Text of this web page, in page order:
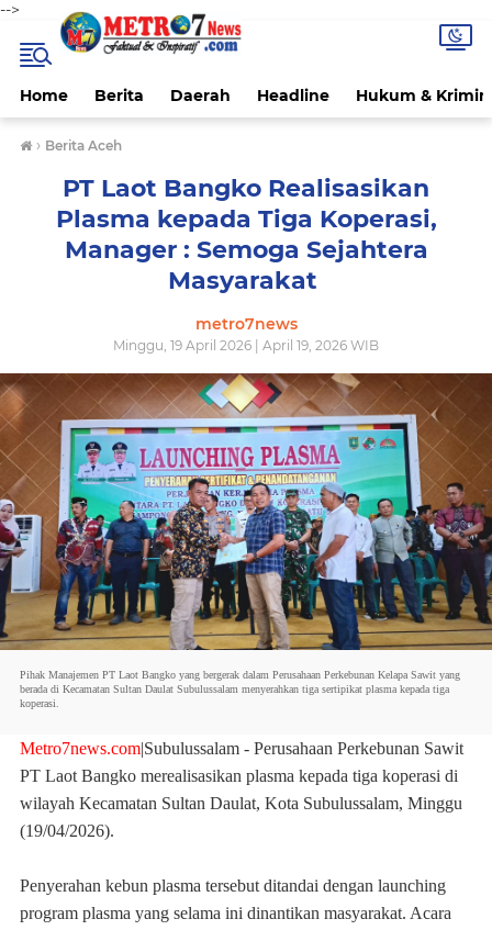
-->
Home Berita Daerah Headline Hukum &
› Berita Aceh
PT Laot Bangko Realisasikan
Plasma kepada Tiga Koperasi,
Manager : Semoga Sejahtera
Masyarakat ‎
metro7news
Minggu, 19 April 2026 | April 19, 2026 WIB
Pihak Manajemen PT Laot Bangko yang bergerak dalam Perusahaan Perkebunan Kelapa Sawit yang
berada di Kecamatan Sultan Daulat Subulussalam menyerahkan tiga sertipikat plasma kepada tiga
koperasi.
Metro7news.com|Subulussalam - Perusahaan Perkebunan Sawit
PT Laot Bangko merealisasikan plasma kepada tiga koperasi di
wilayah Kecamatan Sultan Daulat, Kota Subulussalam, Minggu
(19/04/2026).
‎Penyerahan kebun plasma tersebut ditandai dengan launching
program plasma yang selama ini dinantikan masyarakat. Acara